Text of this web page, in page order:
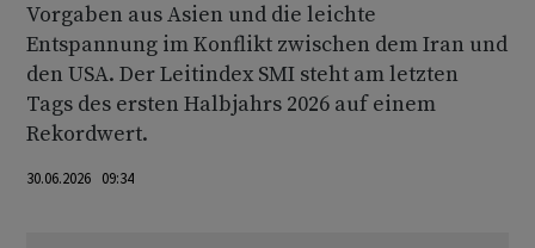
Vorgaben aus Asien und die leichte
Entspannung im Konflikt zwischen dem Iran und
den USA. Der Leitindex SMI steht am letzten
Tags des ersten Halbjahrs 2026 auf einem
Rekordwert.
30.06.2026 09:34